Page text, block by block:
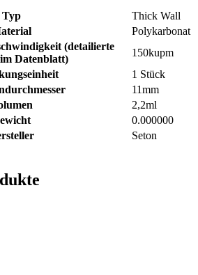
Typ
Thick Wall
Polykarbonat
(detailierte
Datenblatt)
150kupm
1 Stück
11mm
2,2ml
0.000000
Seton